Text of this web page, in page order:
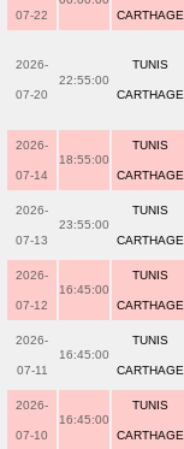
07-22 CARTHAGE
2026-
07-20
22:55:00
TUNIS
CARTHAGE
2026-
07-14
18:55:00
TUNIS
CARTHAGE
2026-
07-13
23:55:00
TUNIS
CARTHAGE
2026-
07-12
16:45:00
TUNIS
CARTHAGE
2026-
07-11
16:45:00
TUNIS
CARTHAGE
2026-
07-10
16:45:00
TUNIS
CARTHAGE